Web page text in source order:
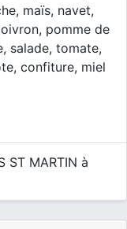
maïs, navet,
pomme de
salade, tomate,
confiture, miel
ST MARTIN à